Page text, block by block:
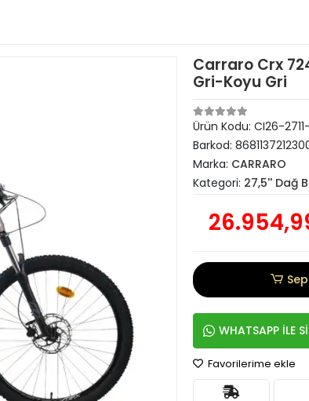
Carraro Crx
Gri-Koyu Gri
Ürün Kodu: CI26-
Barkod:
Marka: CARRARO
Kategori: 27,5'' Dağ
WHATSAPP İLE
Favorilerime ekle